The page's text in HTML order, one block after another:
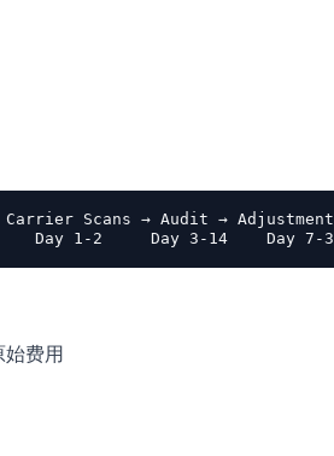
Carrier Scans → Audit → Adjustment
始费用